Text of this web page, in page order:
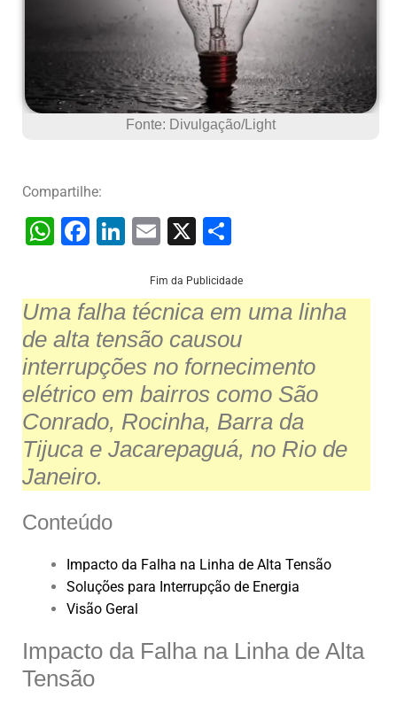
Fonte: Divulgação/Light
Compartilhe:
W
s
A
p
p
F
e
b
o
o
k
Li
e
dI
n
E
ai
l
X
ar
e
Fim da Publicidade
Uma falha técnica em uma linha
de alta tensão causou
interrupções no fornecimento
elétrico em bairros como São
Conrado, Rocinha, Barra da
Tijuca e Jacarepaguá, no Rio de
Janeiro.
Conteúdo
Impacto da Falha na Linha de Alta Tensão
Soluções para Interrupção de Energia
Visão Geral
Impacto da Falha na Linha de Alta
Tensão